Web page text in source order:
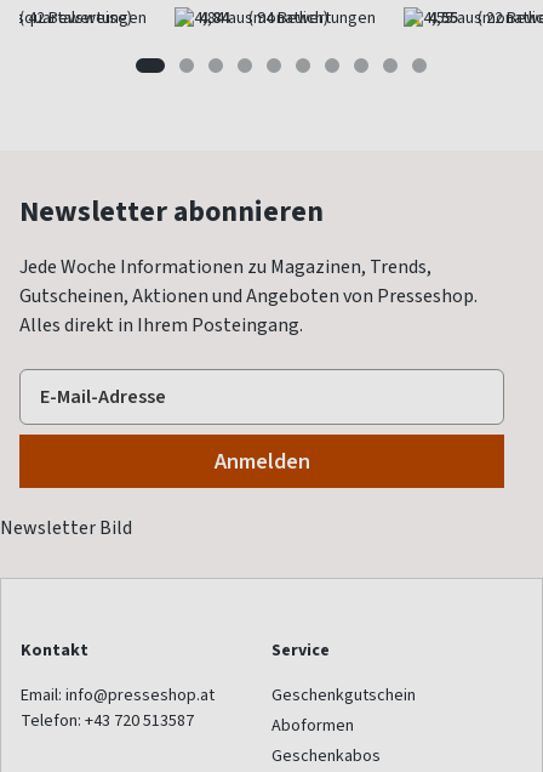
(quartalsweise) 4,84 (monatlich) 4,55
Newsletter abonnieren
Jede Woche Informationen zu Magazinen, Trends,
Gutscheinen, Aktionen und Angeboten von Presseshop.
Alles direkt in Ihrem Posteingang.
Kontakt
Email: info@presseshop.at
Telefon: +43 720 513587
Service
Geschenkgutschein
Aboformen
Geschenkabos